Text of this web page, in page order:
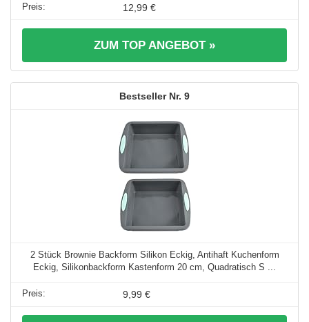
12,99 €
ZUM TOP ANGEBOT »
9
2 Stück Brownie Backform Silikon Eckig, Antihaft Kuchenform
Eckig, Silikonbackform Kastenform 20 cm, Quadratisch S ...
9,99 €